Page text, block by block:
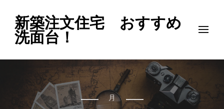
新築注文住宅 おすすめ
洗面台！
月